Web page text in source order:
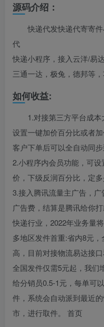
源码介绍：
快递代发快递代寄寄
代
快递小程序，接入云洋/易
三通一达，极兔，德邦等
如何收益:
1.对接第三方平台成
设置一键加价百分比或者
客户下单后可以全自动同
2.小程序内会员功能，可
价，下级反润百分比，定
3.接入腾讯流量主广告，
广告费，结算是腾讯给你
快递行业，2022年业务量
多地区发件首重:省内8元
高，目前对接物流易达接
全国发件仅需5元起，我们
给分销员0.5-1元，每单可
件，系统会自动派到最近
市，进行取件。 首页